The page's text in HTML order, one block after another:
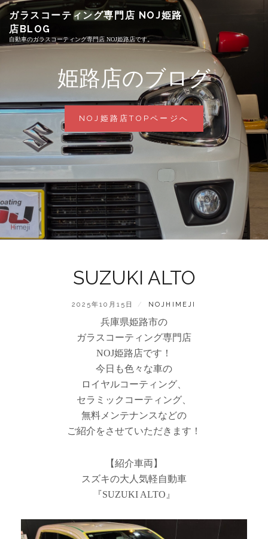
Skip
content
ガラスコーティング専門店 NOJ姫路
店BLOG
自動車のガラスコーティング専門店 NOJ姫路店です。
姫路店のブログ
NOJ姫路店TOPページへ
路
店
グ
SUZUKI ALTO
POSTED
2025年10月15日 BY
NOJHIMEJI
兵庫県姫路市の
ガラスコーティング専門店
NOJ姫路店です！
今日も色々な車の
ロイヤルコーティング、
セラミックコーティング、
無料メンテナンスなどの
ご紹介をさせていただきます！
【紹介車両】
スズキの大人気軽自動車
『SUZUKI ALTO』